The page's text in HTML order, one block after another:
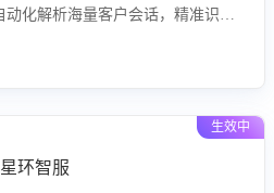
化解析海量客户会话，精准识别
全面评估客服团队政策解读准确
生效中
环智服